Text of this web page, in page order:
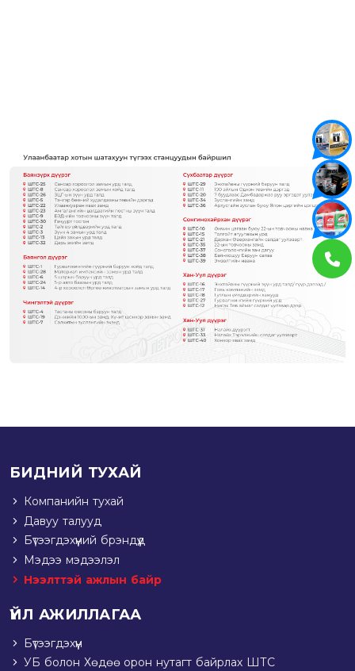
БИДНИЙ ТУХАЙ
Компанийн тухай
Давуу талууд
Бүтээгдэхүүний брэндүүд
Мэдээ мэдээлэл
Нээлттэй ажлын байр
ҮЙЛ АЖИЛЛАГАА
Бүтээгдэхүүн
УБ болон Хөдөө орон нутагт байрлах ШТС